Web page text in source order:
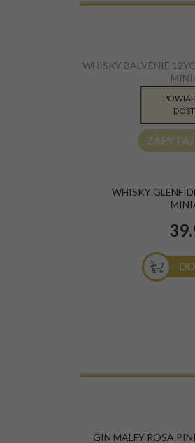
WHISKY BALVENIE
WHISKY
GIN MALFY ROSA